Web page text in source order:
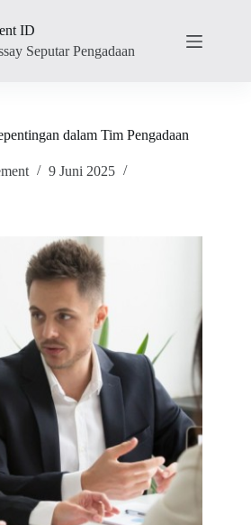
ID
Seputar Pengadaan
dalam Tim Pengadaan
9 Juni 2025